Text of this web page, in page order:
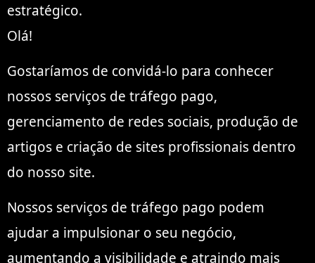
estratégico.
Olá!
Gostaríamos de convidá-lo para conhecer
nossos serviços de tráfego pago,
gerenciamento de redes sociais, produção de
artigos e criação de sites profissionais dentro
do nosso site.
Nossos serviços de tráfego pago podem
ajudar a impulsionar o seu negócio,
aumentando a visibilidade e atraindo mais